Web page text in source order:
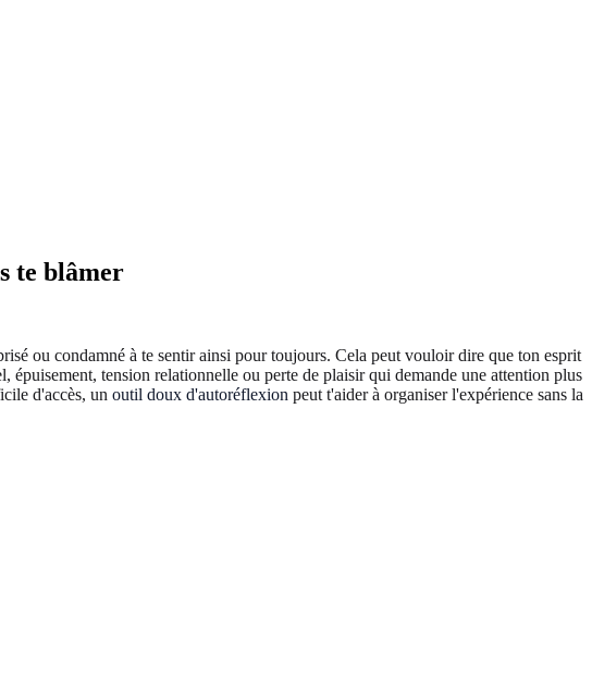
te blâmer
ou condamné à te sentir ainsi pour toujours. Cela peut vouloir dire que ton esprit
épuisement, tension relationnelle ou perte de plaisir qui demande une attention plus
d'accès, un outil doux d'autoréflexion peut t'aider à organiser l'expérience sans la